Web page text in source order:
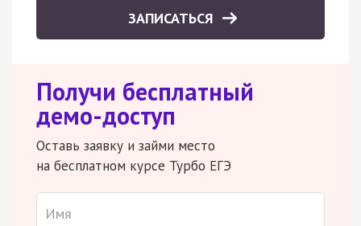
ЗАПИСАТЬСЯ
Получи бесплатный
демо-доступ
Оставь заявку и займи место
на бесплатном курсе Турбо ЕГЭ